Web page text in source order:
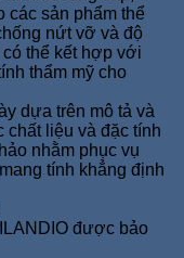
sản phẩm thể
nứt vỡ và độ
thể kết hợp với
thẩm mỹ cho
dựa trên mô tả và
chất liệu và đặc tính
nhằm phục vụ
tính khẳng định
được bảo